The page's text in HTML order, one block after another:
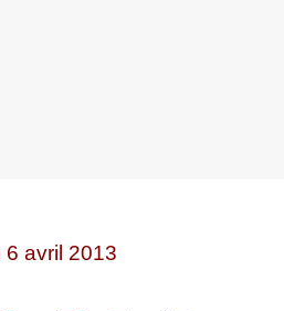
avril 2013